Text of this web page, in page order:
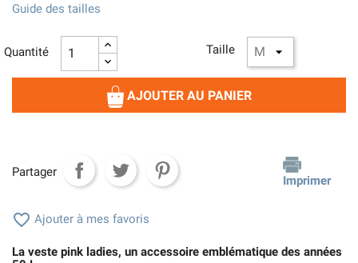
Taille
Guide des tailles
Quantité
AJOUTER AU PANIER
Partager
Imprimer
 Ajouter à mes favoris
La veste pink ladies, un accessoire emblématique des années